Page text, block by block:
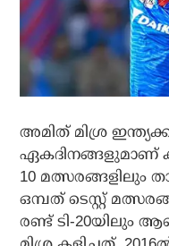
അമിത് മിശ്ര
ഏകദിനങ്ങളുമാണ്
10 മത്സരങ്ങളിലും
ഒമ്പത് ടെസ്റ്റ്
രണ്ട് ടി-20യിലും